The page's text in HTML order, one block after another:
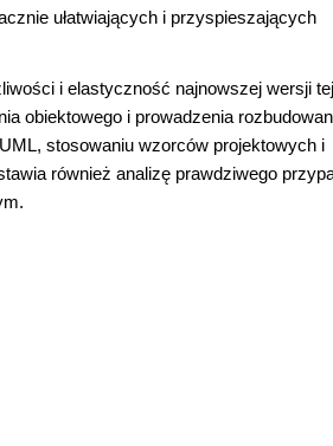
ułatwiających i przyspieszających
i elastyczność najnowszej wersji tej
obiektowego i prowadzenia
stosowaniu wzorców projektowych i
również analizę prawdziwego